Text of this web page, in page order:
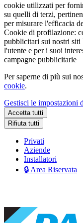
cookie utilizzati per
su quelli di terzi,
per misurare l'efficacia
Cookie di profilazione:
pubblicitari sui nostri siti
l'utente e per i suoi
campagne pubblicitarie
Per saperne di più sui
cookie.
Gestisci le impostazioni
Accetta tutti
Rifiuta tutti
Privati
Aziende
Installatori
🔒 Area Riservata